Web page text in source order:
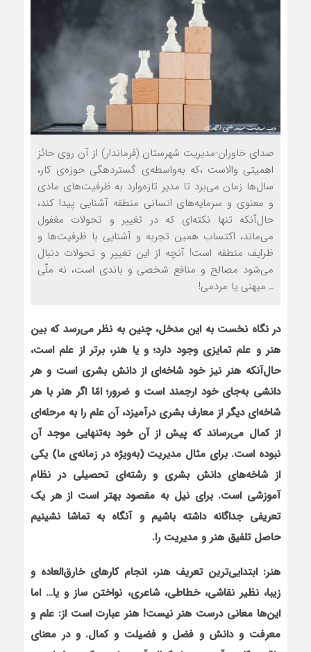
صدای خاوران-مدیریت شهرستان (فرماندار) از آن روی حائز
اهمیتی والاست ،که به‌واسطه‌ی گسترده‏گی حوزه‌ی کار،
سال‌ها زمان می‌برد تا مدیر تازه‌وارد به ظرفیت‌های مادی
و معنوی و سرمایه‌های انسانی منطقه آشنایی پیدا کند،
حال‌آن‏که تنها نکته‌ای که در تغییر و تحولات مغفول
می‌ماند، اکتساب همین تجربه و آشنایی با ظرفیت‌ها و
ظرایف منطقه است! آنچه از این تغییر و تحولات دنبال
می‌شود مصالح و منافع شخصی و باندی است، نه ملّی
ـ میهنی یا مردمی!
در نگاه نخست به این مدخل، چنین به نظر می‌رسد که بین
هنر و علم تمایزی وجود دارد؛ و یا هنر، برتر از علم است،
حال‌آن‏که هنر نیز خود شاخه‌ای از دانش بشری است و هر
دانشی به‌جای خود ارجمند است و ضرور؛ امّا اگر هنر با هر
شاخه‌ای دیگر از معارف بشری درآمیزد، آن علم را به مرحله‌ای
از کمال می‌رساند که پیش از آن خود به‌تنهایی موجد آن
نبوده است. برای مثال مدیریت (به‌ویژه در زمانه‌ی ما) یکی
از شاخه‌های دانش بشری و رشته‌ای تحصیلی در نظام
آموزشی است. برای نیل به مقصود بهتر است از هر یک
تعریفی جداگانه داشته باشیم و آنگاه به تماشا نشینیم
حاصل تلفیق هنر و مدیریت را.
هنر: ابتدایی‌ترین تعریف هنر، انجام کارهای خارق‌العاده و
زیبا، نظیر نقاشی، خطاطی، شاعری، نواختن ساز و یا… اما
این‌ها معانی درست هنر نیست! هنر عبارت است از: علم و
معرفت و دانش و فضل و فضیلت و کمال. و در معنای